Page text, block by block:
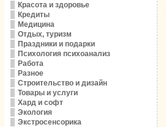
Красота и здоровье
Кредиты
Медицина
Отдых, туризм
Праздники и подарки
Психология психоанализ
Работа
Разное
Строительство и дизайн
Товары и услуги
Хард и софт
Экология
Экстросенсорика